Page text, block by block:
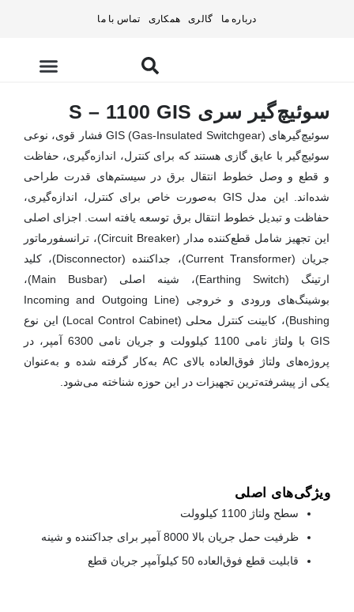
درباره ما گالری همکاری تماس با ما
سوئیچ‌گیر سری S – 1100 GIS
سوئیچ‌گیرهای GIS (Gas-Insulated Switchgear) فشار قوی، نوعی
سوئیچ‌گیر با عایق گازی هستند که برای کنترل، اندازه‌گیری، حفاظت
و قطع و وصل خطوط انتقال برق در سیستم‌های قدرت طراحی
شده‌اند. این مدل GIS به‌صورت خاص برای کنترل، اندازه‌گیری،
حفاظت و تبدیل خطوط انتقال برق توسعه یافته است. اجزای اصلی
این تجهیز شامل قطع‌کننده مدار (Circuit Breaker)، ترانسفورماتور
جریان (Current Transformer)، جداکننده (Disconnector)، کلید
ارتینگ (Earthing Switch)، شینه اصلی (Main Busbar)،
بوشینگ‌های ورودی و خروجی (Incoming and Outgoing Line
Bushing)، کابینت کنترل محلی (Local Control Cabinet) این نوع
GIS با ولتاژ نامی 1100 کیلوولت و جریان نامی 6300 آمپر، در
پروژه‌های ولتاژ فوق‌العاده بالای AC به‌کار گرفته شده و به‌عنوان
یکی از پیشرفته‌ترین تجهیزات در این حوزه شناخته می‌شود.
ویژگی‌های اصلی
سطح ولتاژ 1100 کیلوولت
ظرفیت حمل جریان بالا 8000 آمپر برای جداکننده و شینه
قابلیت قطع فوق‌العاده 50 کیلوآمپر جریان قطع